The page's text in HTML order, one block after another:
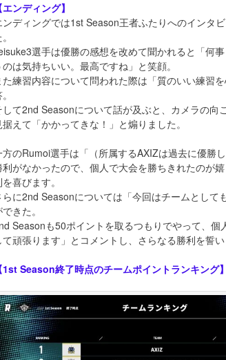
ンディング】
ンディングでは1st Season王者ふたりへのインタ
選手は優勝の感想を改めて聞かれると「何
のは気持ちいい。最高ですね」と笑顔。
た練習内容について問われた際は「質のいい練習
して2nd Seasonについて話が及ぶと、カメラの向
据えて「かかってきな！」と煽りました。
方のRumoi選手は「（所属するAXIZは過去に優勝
利がなかったので、個人で大会を勝ちきれたのが
喜びます。
らに2nd Seasonについては「今回はチームとして
きた。
Seasonも50ポイントを取るつもりでやって、個
て頑張ります」とコメントし、さらなる勝利を誓い
1st Season終了時点のチームポイントランキング】